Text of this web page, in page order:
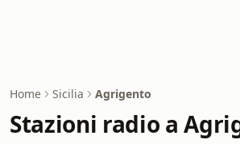
Home Sicilia Agrigento
Stazioni radio a